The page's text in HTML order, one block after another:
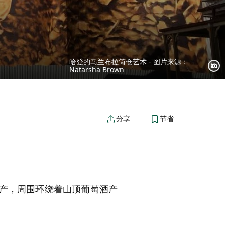
哈登的马兰布拉筒仓艺术 - 图片来源：
Natarsha Brown
分享 节省
，周围环绕着山顶葡萄酒产